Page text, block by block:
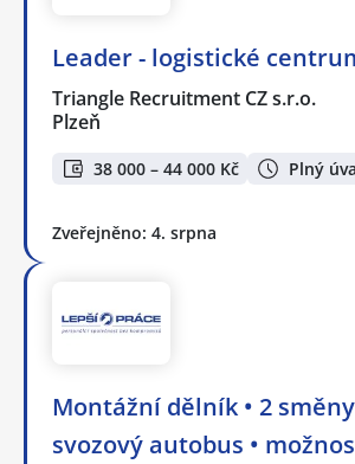
Leader - logistické
Triangle Recruitment CZ s.r.o.
Plzeň
38 000 – 44 000 Kč Plný
Zveřejněno: 4. srpna
Montážní dělník • 2 směny
svozový autobus •